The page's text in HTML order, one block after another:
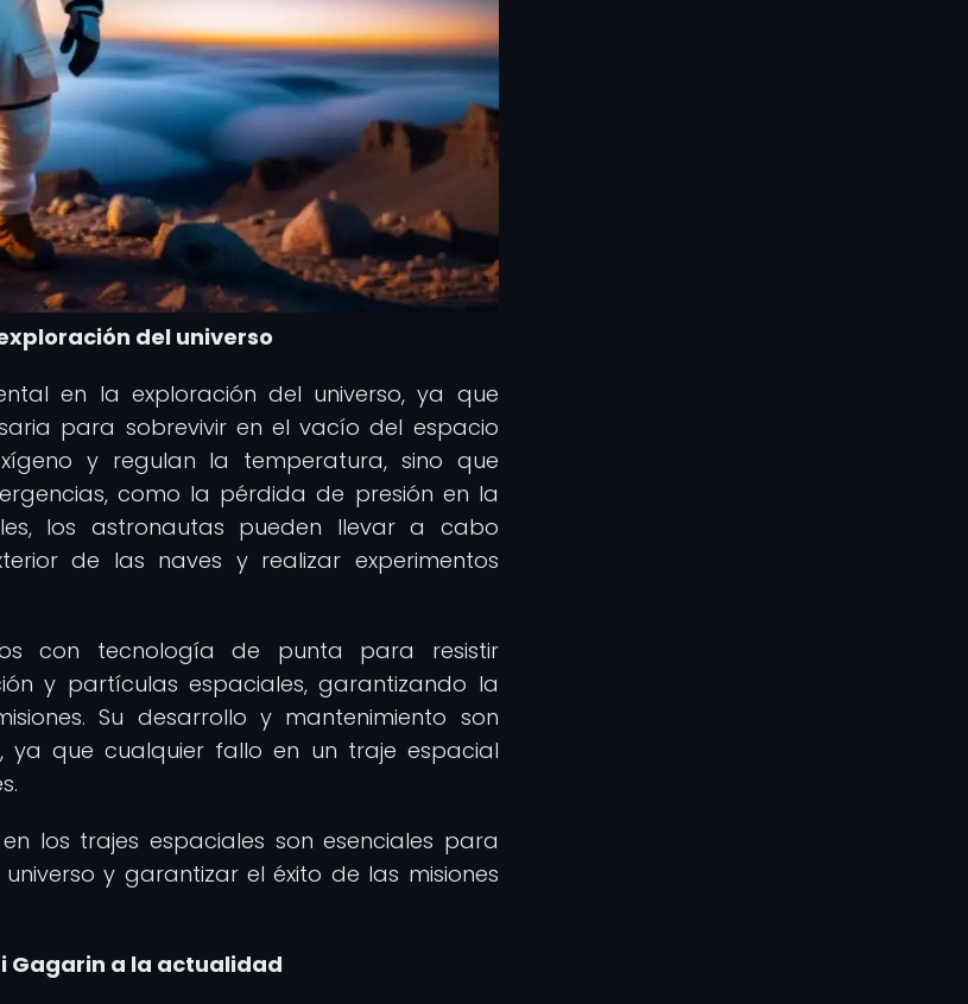
del universo
en la exploración del universo, ya que
para sobrevivir en el vacío del espacio
y regulan la temperatura, sino que
como la pérdida de presión en la
los astronautas pueden llevar a cabo
de las naves y realizar experimentos
con tecnología de punta para resistir
y partículas espaciales, garantizando la
Su desarrollo y mantenimiento son
ya que cualquier fallo en un traje espacial
los trajes espaciales son esenciales para
y garantizar el éxito de las misiones
Gagarin a la actualidad